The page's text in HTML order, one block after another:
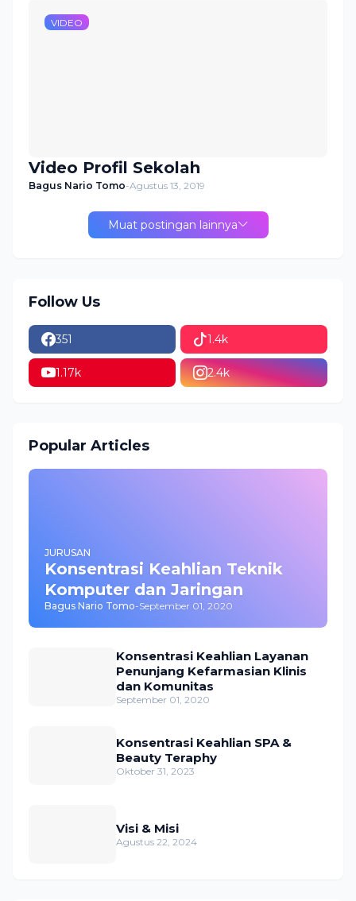
VIDEO
Video Profil Sekolah
Bagus Nario Tomo-Agustus 13, 2019
Muat postingan lainnya
Follow Us
351 1.4k
1.17k 2.4k
Popular Articles
JURUSAN
Konsentrasi Keahlian Teknik
Komputer dan Jaringan
Bagus Nario Tomo-September 01, 2020
Konsentrasi Keahlian Layanan
Penunjang Kefarmasian Klinis
dan Komunitas
September 01, 2020
Konsentrasi Keahlian SPA &
Beauty Teraphy
Oktober 31, 2023
Visi & Misi
Agustus 22, 2024